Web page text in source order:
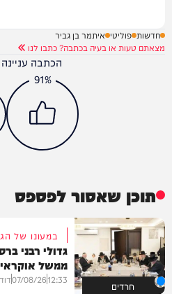
חדשות פוליטי איתמר בן גביר
מצאתם טעות או בעיה בכתבה? כתבו לנו
הכתבה
91%
תוכן שאסור לפספס
חרדים
במעונו של
גדולי רבני
ממשל
12:33
07/08/26